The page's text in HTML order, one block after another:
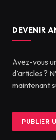
DEVENIR
Avez-vous
d’articles ?
maintenant
PUBLIER